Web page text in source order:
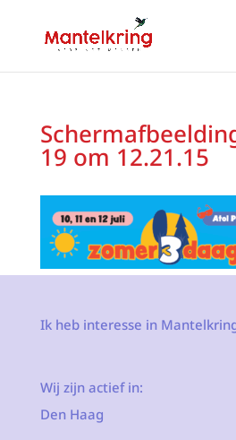
19 om 12.21.15
Ik heb interesse in
Wij zijn actief in:
Den Haag